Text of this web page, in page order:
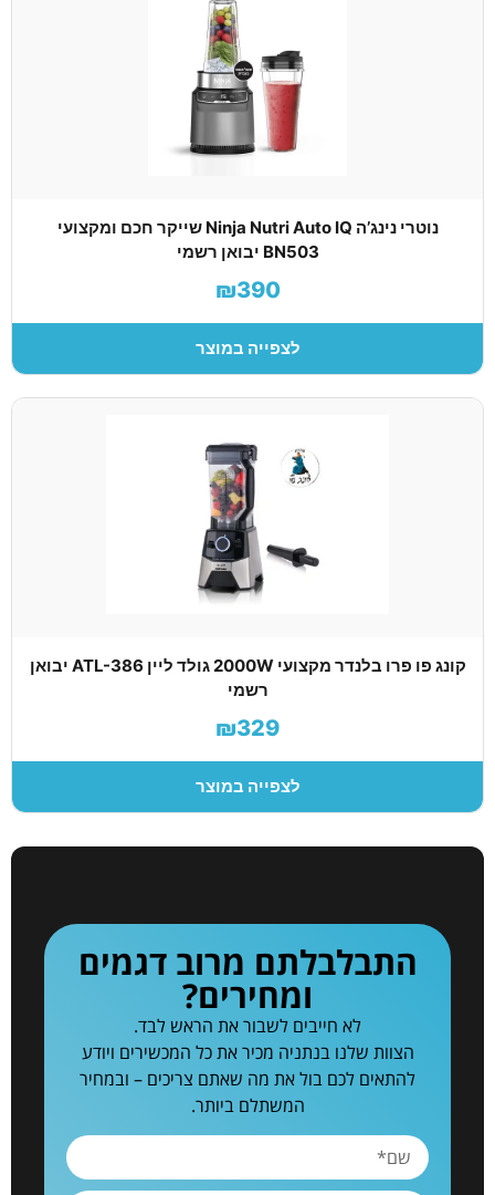
נוטרי נינג’ה Ninja Nutri Auto IQ שייקר חכם ומקצועי
BN503 יבואן רשמי
₪390
לצפייה במוצר
קונג פו פרו בלנדר מקצועי 2000W גולד ליין ATL-386 יבואן
רשמי
₪329
לצפייה במוצר
התבלבלתם מרוב דגמים
ומחירים?
לא חייבים לשבור את הראש לבד.
הצוות שלנו בנתניה מכיר את כל המכשירים ויודע
להתאים לכם בול את מה שאתם צריכים – ובמחיר
המשתלם ביותר.